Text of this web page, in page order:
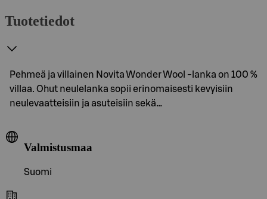
Tuotetiedot
Pehmeä ja villainen Novita Wonder Wool -lanka on 100 %
villaa. Ohut neulelanka sopii erinomaisesti kevyisiin
neulevaatteisiin ja asuteisiin sekä…
Valmistusmaa
Suomi